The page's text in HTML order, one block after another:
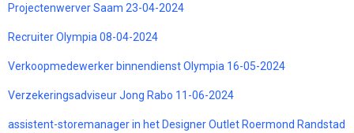
Projectenwerver Saam 23-04-2024
Recruiter Olympia 08-04-2024
Verkoopmedewerker binnendienst Olympia 16-05-2024
Verzekeringsadviseur Jong Rabo 11-06-2024
assistent-storemanager in het Designer Outlet Roermond Randstad